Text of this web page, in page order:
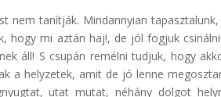
nem tanítják. Mindannyian
hogy mi aztán haj!, de jól fogjuk
áll! S csupán remélni tudjuk, hogy
a helyzetek, amit de jó lenne
utat mutat, néhány dolgot